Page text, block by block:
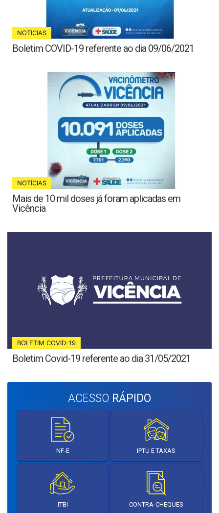
NOTÍCIAS
Boletim COVID-19 referente ao dia 09/06/2021
NOTÍCIAS
Mais de 10 mil doses já foram aplicadas em
Vicência
BOLETIM COVID-19
Boletim Covid-19 referente ao dia 31/05/2021
ACESSO RÁPIDO
NF-E IPTU E TAXAS
ITBI CONTRA-CHEQUES